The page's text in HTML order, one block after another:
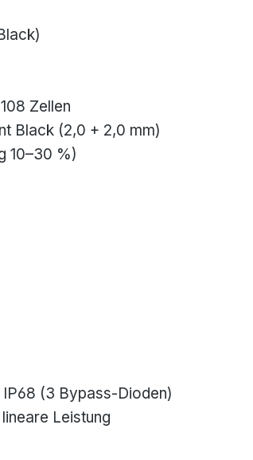
Zellen
Black (2,0 + 2,0 mm)
10–30 %)
(3 Bypass-Dioden)
Leistung